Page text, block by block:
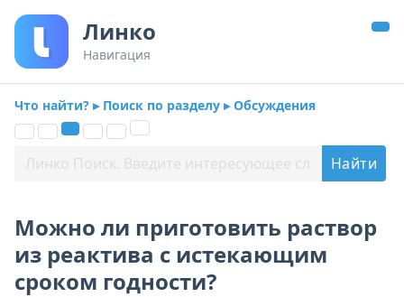
Линко
Навигация
Что найти? ▸ Поиск по разделу ▸ Обсуждения
Можно ли приготовить раствор
из реактива с истекающим
сроком годности?